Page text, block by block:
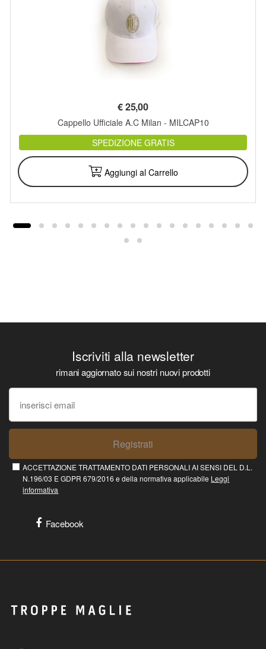
€25,00
Cappello Ufficiale A.C Milan - MILCAP10
SPEDIZIONE GRATIS
Aggiungi al Carrello
Iscriviti alla newsletter
rimani aggiornato sui nostri nuovi prodotti
Registrati
ACCETTAZIONE TRATTAMENTO DATI PERSONALI AI SENSI DEL D.L.
N.196/03 E GDPR 679/2016 e della normativa applicabile Leggi
informativa
Facebook